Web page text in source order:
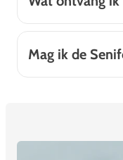
Mag ik de
From the